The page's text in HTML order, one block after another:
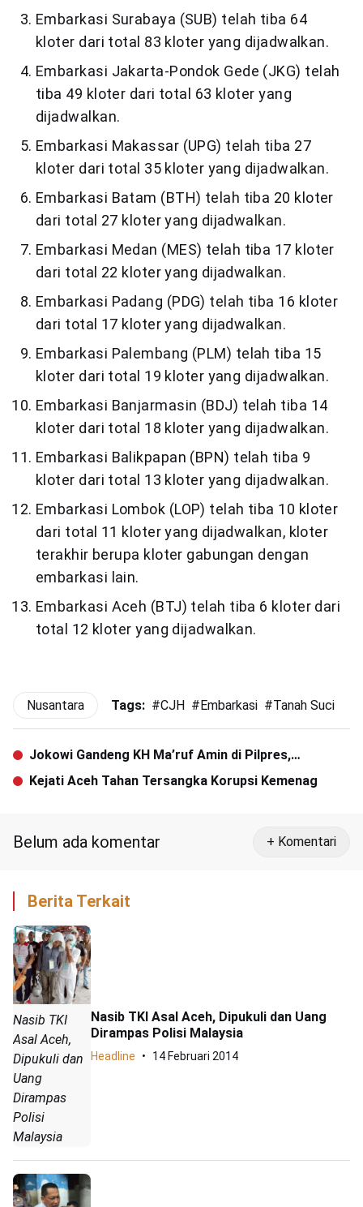
Embarkasi Surabaya (SUB) telah tiba 64
kloter dari total 83 kloter yang dijadwalkan.
Embarkasi Jakarta-Pondok Gede (JKG) telah
tiba 49 kloter dari total 63 kloter yang
dijadwalkan.
Embarkasi Makassar (UPG) telah tiba 27
kloter dari total 35 kloter yang dijadwalkan.
Embarkasi Batam (BTH) telah tiba 20 kloter
dari total 27 kloter yang dijadwalkan.
Embarkasi Medan (MES) telah tiba 17 kloter
dari total 22 kloter yang dijadwalkan.
Embarkasi Padang (PDG) telah tiba 16 kloter
dari total 17 kloter yang dijadwalkan.
Embarkasi Palembang (PLM) telah tiba 15
kloter dari total 19 kloter yang dijadwalkan.
Embarkasi Banjarmasin (BDJ) telah tiba 14
kloter dari total 18 kloter yang dijadwalkan.
Embarkasi Balikpapan (BPN) telah tiba 9
kloter dari total 13 kloter yang dijadwalkan.
Embarkasi Lombok (LOP) telah tiba 10 kloter
dari total 11 kloter yang dijadwalkan, kloter
terakhir berupa kloter gabungan dengan
embarkasi lain.
Embarkasi Aceh (BTJ) telah tiba 6 kloter dari
total 12 kloter yang dijadwalkan.
Nusantara Tags: #CJH # Embarkasi #Tanah Suci
Jokowi Gandeng KH Ma’ruf Amin di Pilpres,
Alasannya?
Kejati Aceh Tahan Tersangka Korupsi Kemenag
Belum ada komentar + Komentari
Berita Terkait
Nasib TKI
Asal Aceh,
Dipukuli dan
Uang
Dirampas
Polisi
Malaysia
Nasib TKI Asal Aceh, Dipukuli dan Uang
Dirampas Polisi Malaysia
Headline 14 Februari 2014